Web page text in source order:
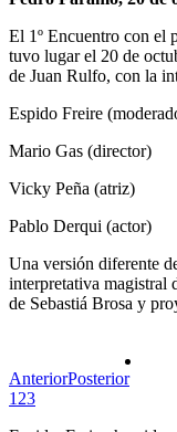
El 1º Encuentro con el
tuvo lugar el 20 de
de Juan Rulfo, con la
Espido Freire
Mario Gas (director)
Vicky Peña (atriz)
Pablo Derqui (actor)
Una versión diferente
interpretativa magistral
de Sebastiá Brosa y
AnteriorPosterior
123